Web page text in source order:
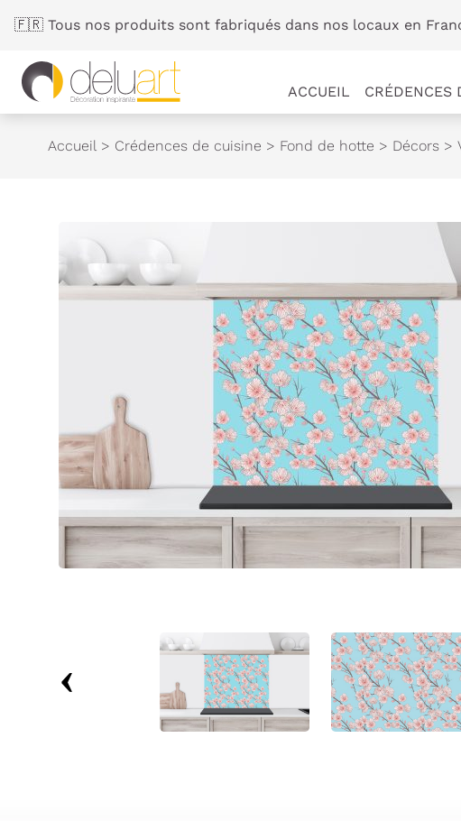
🇫🇷 Tous nos produits sont fabriqués dans nos locaux en
ACCUEIL CRÉDENCES
Accueil > Crédences de cuisine > Fond de hotte > Décors >